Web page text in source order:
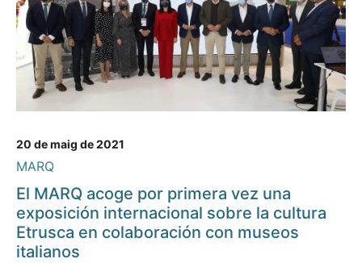
20 de maig de 2021
MARQ
El MARQ acoge por primera vez una
exposición internacional sobre la cultura
Etrusca en colaboración con museos
italianos